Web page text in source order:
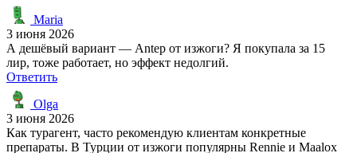
Maria
3 июня 2026
А дешёвый вариант — Antep от изжоги? Я покупала за 15
лир, тоже работает, но эффект недолгий.
Ответить
Olga
3 июня 2026
Как турагент, часто рекомендую клиентам конкретные
препараты. В Турции от изжоги популярны Rennie и Maalox